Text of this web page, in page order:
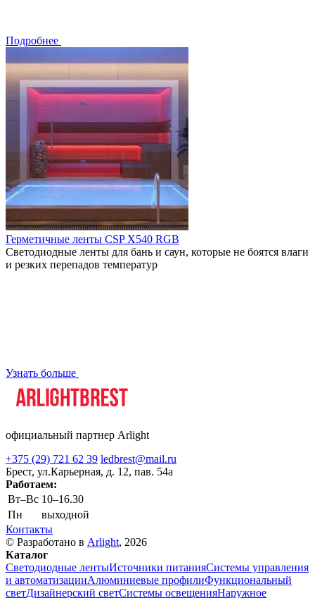
Подробнее
Герметичные ленты CSP X540 RGB
Светодиодные ленты для бань и саун, которые не боятся влаги
и резких перепадов температур
Узнать больше
официальный партнер Arlight
+375 (29) 721 62 39 ledbrest@mail.ru
Брест, ул.Карьерная, д. 12, пав. 54а
Работаем:
Вт–Вс 10–16.30
Пн
выходной
Контакты
© Разработано в Arlight, 2026
Каталог
Светодиодные лентыИсточники питанияСистемы управления
и автоматизацииАлюминиевые профилиФункциональный
светДизайнерский светСистемы освещенияНаружное